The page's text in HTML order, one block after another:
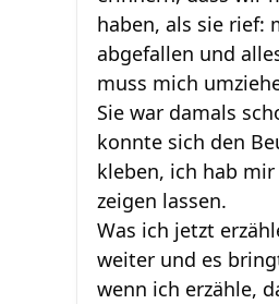
haben, als sie rief:
abgefallen und
muss mich
Sie war damals
konnte sich den
kleben, ich hab
zeigen lassen.
Was ich jetzt
weiter und es
wenn ich erzähle,